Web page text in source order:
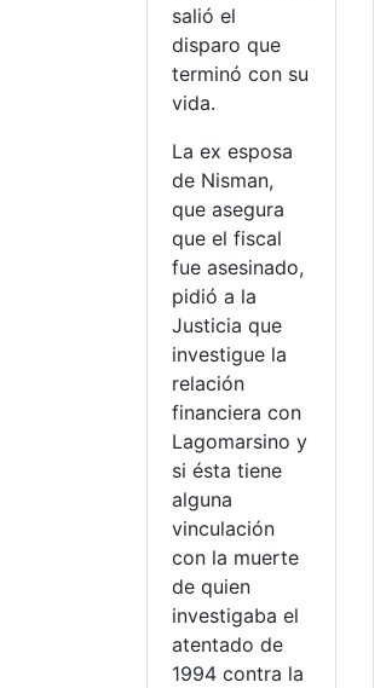
salió el
disparo que
terminó con su
vida.
La ex esposa
de Nisman,
que asegura
que el fiscal
fue asesinado,
pidió a la
Justicia que
investigue la
relación
financiera con
Lagomarsino y
si ésta tiene
alguna
vinculación
con la muerte
de quien
investigaba el
atentado de
1994 contra la